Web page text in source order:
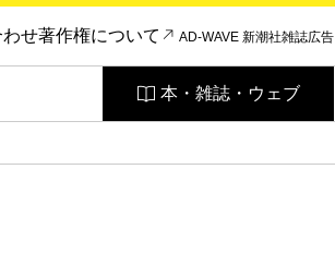
せ著作権について AD-WAVE 新潮社雑誌広告
本・雑誌・ウェブ